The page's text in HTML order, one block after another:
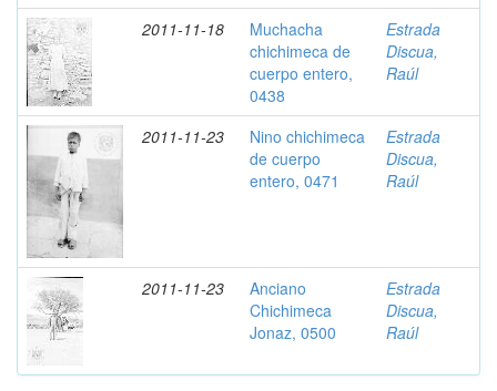
2011-11-18
Muchacha
chichimeca de
cuerpo entero,
0438
Estrada
Discua,
Raúl
2011-11-23
Nino chichimeca
de cuerpo
entero, 0471
Estrada
Discua,
Raúl
2011-11-23
Anciano
Chichimeca
Jonaz, 0500
Estrada
Discua,
Raúl